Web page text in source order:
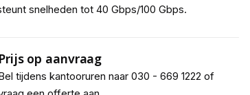
snelheden tot 40 Gbps/100 Gbps.
Prijs op aanvraag
tijdens kantooruren naar 030 - 669 1222 of